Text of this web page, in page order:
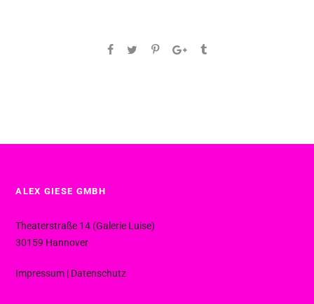
ALEX GIESE GMBH
Theaterstraße 14 (Galerie Luise)
30159 Hannover
Impressum | Datenschutz